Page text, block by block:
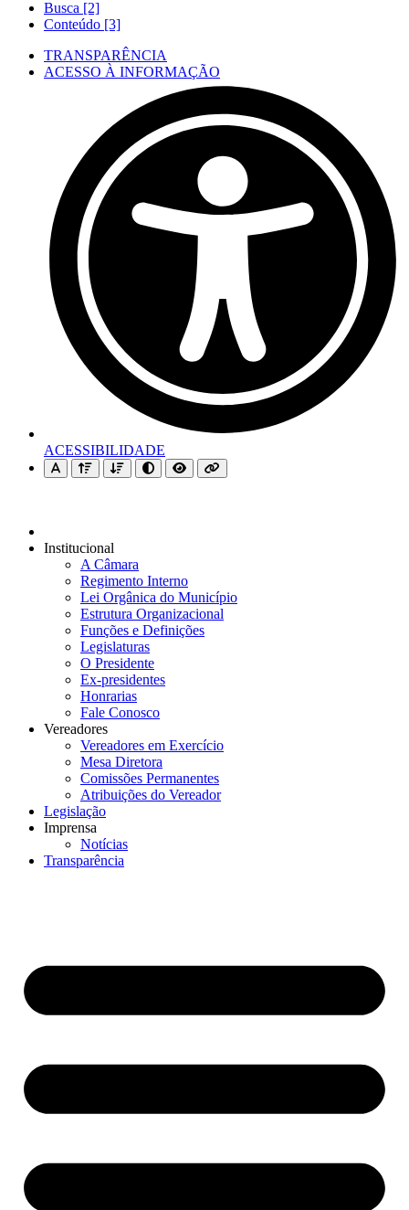
Busca [2]
Conteúdo [3]
TRANSPARÊNCIA
ACESSO À INFORMAÇÃO
ACESSIBILIDADE
Institucional
A Câmara
Regimento Interno
Lei Orgânica do Município
Estrutura Organizacional
Funções e Definições
Legislaturas
O Presidente
Ex-presidentes
Honrarias
Fale Conosco
Vereadores
Vereadores em Exercício
Mesa Diretora
Comissões Permanentes
Atribuições do Vereador
Legislação
Imprensa
Notícias
Transparência